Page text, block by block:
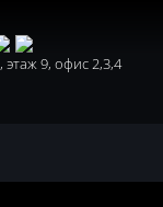
этаж 9, офис 2,3,4